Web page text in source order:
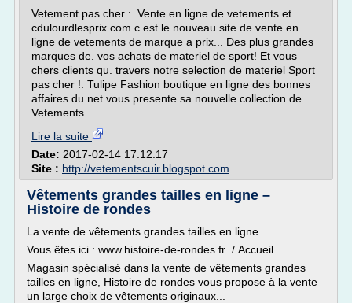
Vetement pas cher :. Vente en ligne de vetements et.
cdulourdlesprix.com c.est le nouveau site de vente en
ligne de vetements de marque a prix... Des plus grandes
marques de. vos achats de materiel de sport! Et vous
chers clients qu. travers notre selection de materiel Sport
pas cher !. Tulipe Fashion boutique en ligne des bonnes
affaires du net vous presente sa nouvelle collection de
Vetements...
Lire la suite
Date: 2017-02-14 17:12:17
Site : http://vetementscuir.blogspot.com
Vêtements grandes tailles en ligne –
Histoire de rondes
La vente de vêtements grandes tailles en ligne
Vous êtes ici : www.histoire-de-rondes.fr / Accueil
Magasin spécialisé dans la vente de vêtements grandes
tailles en ligne, Histoire de rondes vous propose à la vente
un large choix de vêtements originaux...